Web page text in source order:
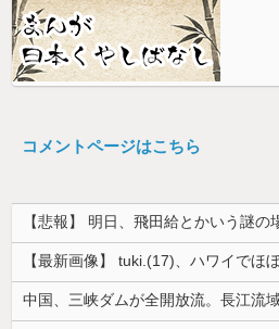
コメントページはこちら
中国、三峡ダムが全開放流。長江流